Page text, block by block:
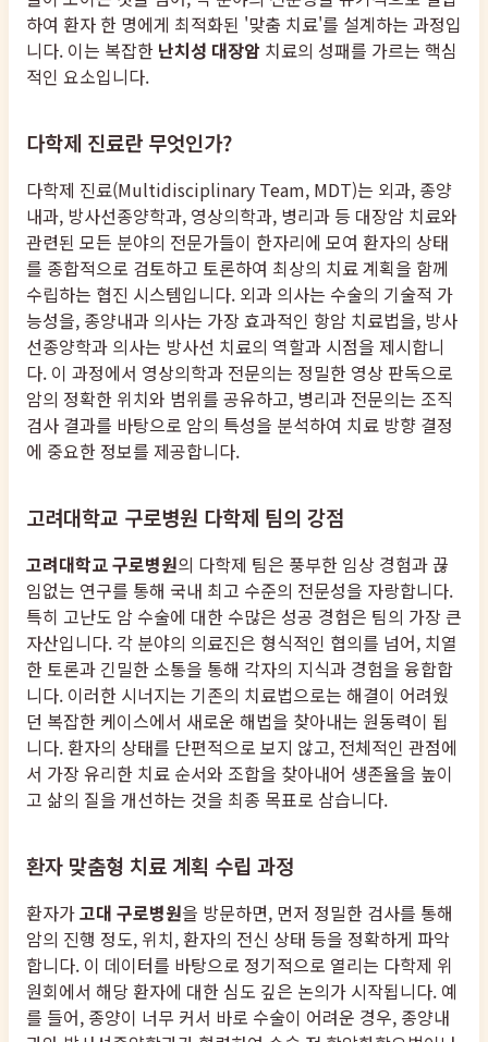
하여 환자 한 명에게 최적화된 '맞춤 치료'를 설계하는 과정입
니다. 이는 복잡한 난치성 대장암 치료의 성패를 가르는 핵심
적인 요소입니다.
다학제 진료란 무엇인가?
다학제 진료(Multidisciplinary Team, MDT)는 외과, 종양
내과, 방사선종양학과, 영상의학과, 병리과 등 대장암 치료와
관련된 모든 분야의 전문가들이 한자리에 모여 환자의 상태
를 종합적으로 검토하고 토론하여 최상의 치료 계획을 함께
수립하는 협진 시스템입니다. 외과 의사는 수술의 기술적 가
능성을, 종양내과 의사는 가장 효과적인 항암 치료법을, 방사
선종양학과 의사는 방사선 치료의 역할과 시점을 제시합니
다. 이 과정에서 영상의학과 전문의는 정밀한 영상 판독으로
암의 정확한 위치와 범위를 공유하고, 병리과 전문의는 조직
검사 결과를 바탕으로 암의 특성을 분석하여 치료 방향 결정
에 중요한 정보를 제공합니다.
고려대학교 구로병원 다학제 팀의 강점
고려대학교 구로병원의 다학제 팀은 풍부한 임상 경험과 끊
임없는 연구를 통해 국내 최고 수준의 전문성을 자랑합니다.
특히 고난도 암 수술에 대한 수많은 성공 경험은 팀의 가장 큰
자산입니다. 각 분야의 의료진은 형식적인 협의를 넘어, 치열
한 토론과 긴밀한 소통을 통해 각자의 지식과 경험을 융합합
니다. 이러한 시너지는 기존의 치료법으로는 해결이 어려웠
던 복잡한 케이스에서 새로운 해법을 찾아내는 원동력이 됩
니다. 환자의 상태를 단편적으로 보지 않고, 전체적인 관점에
서 가장 유리한 치료 순서와 조합을 찾아내어 생존율을 높이
고 삶의 질을 개선하는 것을 최종 목표로 삼습니다.
환자 맞춤형 치료 계획 수립 과정
환자가고대 구로병원을 방문하면, 먼저 정밀한 검사를 통해
암의 진행 정도, 위치, 환자의 전신 상태 등을 정확하게 파악
합니다. 이 데이터를 바탕으로 정기적으로 열리는 다학제 위
원회에서 해당 환자에 대한 심도 깊은 논의가 시작됩니다. 예
를 들어, 종양이 너무 커서 바로 수술이 어려운 경우, 종양내